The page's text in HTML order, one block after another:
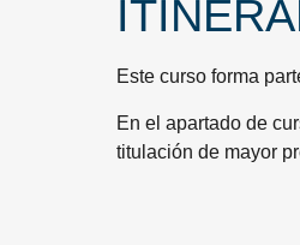
Este curso forma
En el apartado de
titulación de mayor